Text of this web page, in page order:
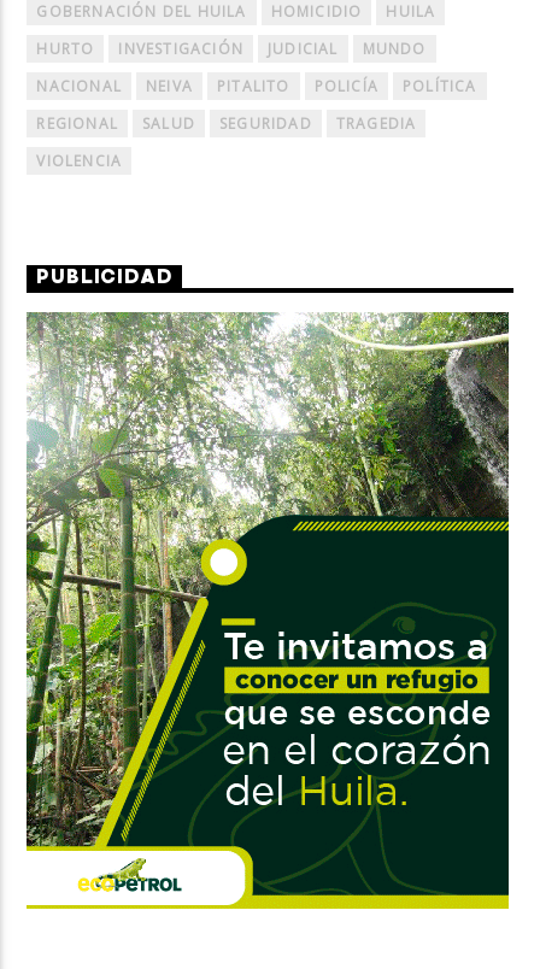
GOBERNACIÓN DEL HUILA
HOMICIDIO
HUILA
HURTO
INVESTIGACIÓN JUDICIAL
MUNDO
NACIONAL
NEIVA PITALITO POLICÍA
POLÍTICA
REGIONAL
SALUD SEGURIDAD
TRAGEDIA
VIOLENCIA
PUBLICIDAD